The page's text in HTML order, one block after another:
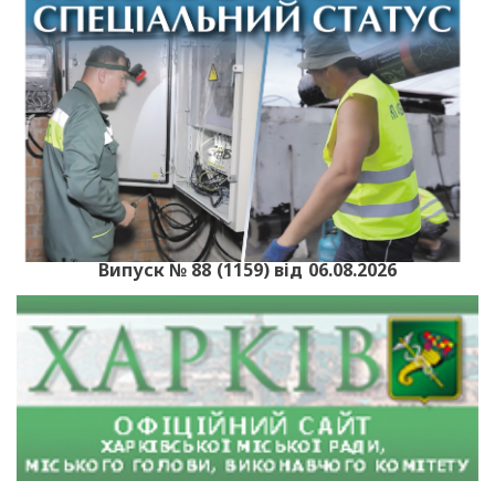
Випуск № 88 (1159) від 06.08.2026